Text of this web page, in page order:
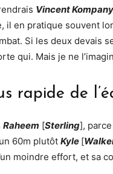
Vincent Kompany
il en pratique souvent
Si les deux devais
qui. Mais je ne
rapide de
Raheem [Sterling],
60m plutôt Kyle [
moindre effort, et sa